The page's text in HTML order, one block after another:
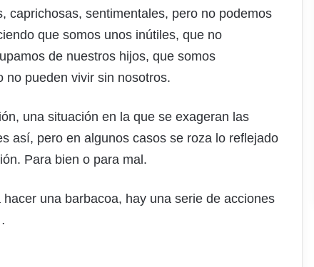
caprichosas, sentimentales, pero no podemos
que somos unos inútiles, que no
de nuestros hijos, que somos
no pueden vivir sin nosotros.
una situación en la que se exageran las
así, pero en algunos casos se roza lo reflejado
Para bien o para mal.
una barbacoa, hay una serie de acciones